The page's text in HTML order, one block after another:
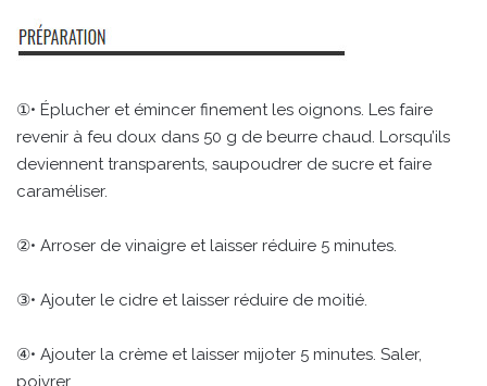
①• Éplucher et émincer finement les oignons. Les faire
revenir à feu doux dans 50 g de beurre chaud. Lorsqu’ils
deviennent transparents, saupoudrer de sucre et faire
caraméliser.
②• Arroser de vinaigre et laisser réduire 5 minutes.
③• Ajouter le cidre et laisser réduire de moitié.
④• Ajouter la crème et laisser mijoter 5 minutes. Saler,
poivrer.